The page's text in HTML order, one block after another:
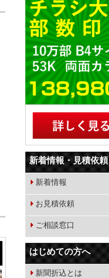
新着情報・見積依頼
新着情報
お見積依頼
ご相談窓口
はじめての方へ
新聞折込とは